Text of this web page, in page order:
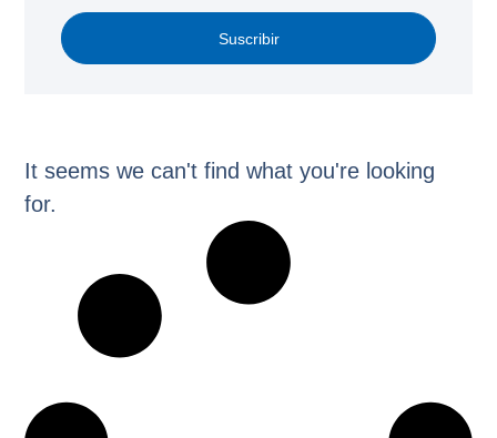
Suscribir
It seems we can't find what you're looking
for.